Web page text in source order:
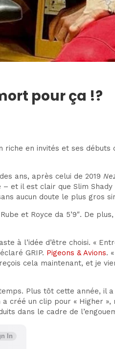
pour ça !?
riche en invités et ses débuts
ans, après celui de 2019
et il est clair que Slim
aucun doute le plus gros
et Royce da 5’9″. De
à l’idée d’être choisi. «
GRIP. Pigeons & Avions.
cela maintenant, et je
Plus tôt cette année, il
a créé un clip pour « Higher
dans le cadre de